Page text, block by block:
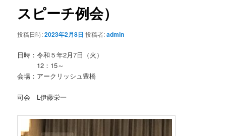
スピーチ例会）
投稿日時:2023年2月8日 投稿者:admin
日時：令和５年2月7日（火）
12：15～
会場：アークリッシュ豊橋
司会 L伊藤栄一